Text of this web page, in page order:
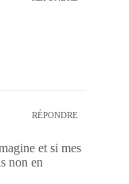
RÉPONDRE
et si mes
non en